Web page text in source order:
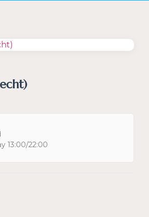
13:00/22:00